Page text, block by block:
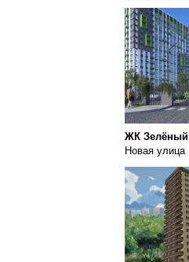
ЖК Зелёный
Новая улица